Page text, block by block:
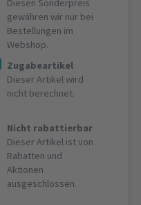
Diesen Sonderpreis
gewähren wir nur bei
Bestellungen im
Webshop.
Zugabeartikel
Dieser Artikel wird
nicht berechnet.
Nicht rabattierbar
Dieser Artikel ist von
Rabatten und
Aktionen
ausgeschlossen.